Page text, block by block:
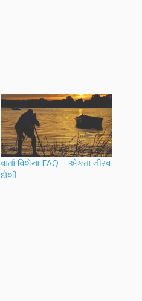
વાર્તા વિશેના FAQ – એકતા નીરવ
દોશી